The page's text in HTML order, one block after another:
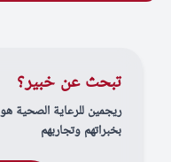
تبحث عن خبير؟
ريجمين للرعاية الصحية
بخبراتهم وتجاربهم